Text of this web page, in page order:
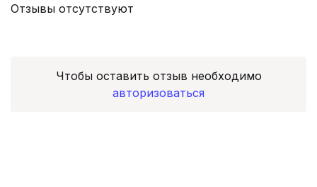
Отзывы отсутствуют
Чтобы оставить отзыв необходимо
авторизоваться